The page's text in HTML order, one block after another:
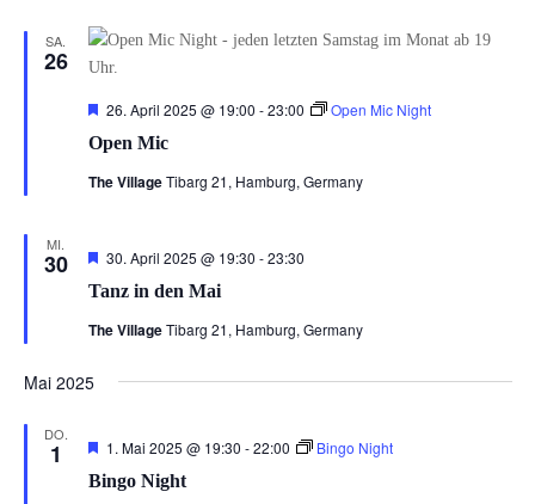
SA.
26
Open Mic
Hervorgehoben
26. April 2025 @ 19:00 -23:00 Open Mic Night
The VillageTibarg 21, Hamburg, Germany
MI.
30
Tanz in den Mai
Hervorgehoben
30. April 2025 @ 19:30 -23:30
The VillageTibarg 21, Hamburg, Germany
Mai 2025
DO.
1
Bingo Night
Hervorgehoben
1. Mai 2025 @ 19:30 -22:00 Bingo Night